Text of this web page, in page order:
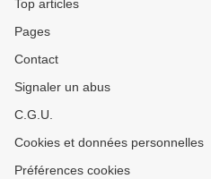
Top articles
Pages
Contact
Signaler un abus
C.G.U.
Cookies et données personnelles
Préférences cookies